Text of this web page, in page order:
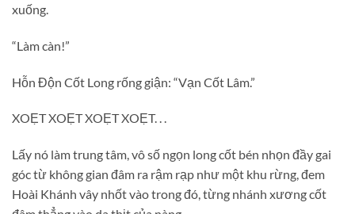
xuống.
“Làm càn!”
Hỗn Độn Cốt Long rống giận: “Vạn Cốt Lâm.”
XOẸT XOẸT XOẸT XOẸT. . .
Lấy nó làm trung tâm, vô số ngọn long cốt bén nhọn đầy gai
góc từ không gian đâm ra rậm rạp như một khu rừng, đem
Hoài Khánh vây nhốt vào trong đó, từng nhánh xương cốt